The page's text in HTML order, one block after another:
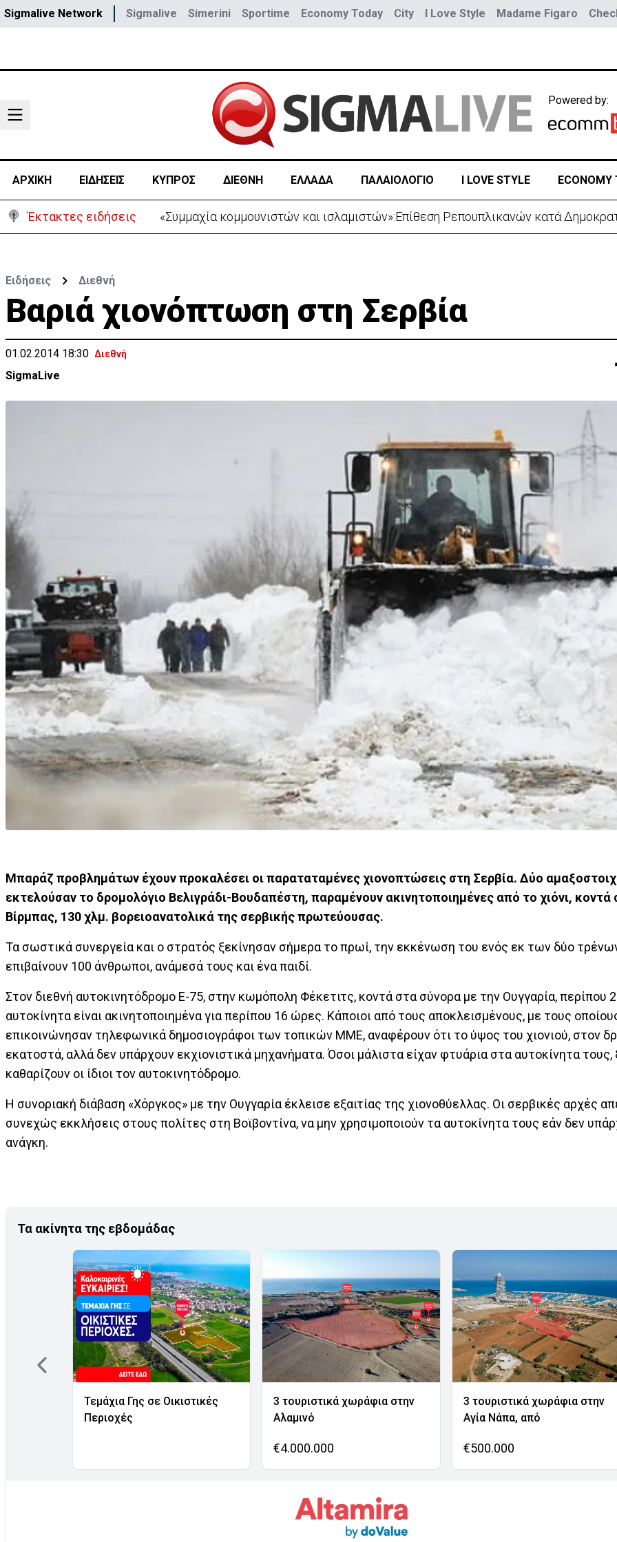
Sigmalive Network Sigmalive Simerini Sportime Economy Today City I Love Style Madame Figaro
Powered by:
ΑΡΧΙΚΗ ΕΙΔΗΣΕΙΣ ΚΥΠΡΟΣ ΔΙΕΘΝΗ ΕΛΛΑΔΑ ΠΑΛΑΙΟΛΟΓΙΟ I LOVE STYLE ECONOMY
Έκτακτες ειδήσεις Συναγερμός στα Στενά του Ορμούζ – Δύο εκρήξεις κοντά σε δεξαμενόπλοιο στο
Ειδήσεις Διεθνή
Βαριά χιονόπτωση στη Σερβία
01.02.2014 18:30 Διεθνή
SigmaLive
Μπαράζ προβλημάτων έχουν προκαλέσει οι παραταταμένες χιονοπτώσεις στη Σερβία. Δύο
εκτελούσαν το δρομολόγιο Βελιγράδι-Βουδαπέστη, παραμένουν ακινητοποιημένες από το χιόνι, κοντά
Βίρμπας, 130 χλμ. βορειοανατολικά της σερβικής πρωτεύουσας.
Τα σωστικά συνεργεία και ο στρατός ξεκίνησαν σήμερα το πρωί, την εκκένωση του ενός εκ των δύο
επιβαίνουν 100 άνθρωποι, ανάμεσά τους και ένα παιδί.
Στον διεθνή αυτοκινητόδρομο Ε-75, στην κωμόπολη Φέκετιτς, κοντά στα σύνορα με την Ουγγαρία, περίπου
αυτοκίνητα είναι ακινητοποιημένα για περίπου 16 ώρες. Κάποιοι από τους αποκλεισμένους, με τους
επικοινώνησαν τηλεφωνικά δημοσιογράφοι των τοπικών ΜΜΕ, αναφέρουν ότι το ύψος του χιονιού, στον
εκατοστά, αλλά δεν υπάρχουν εκχιονιστικά μηχανήματα. Όσοι μάλιστα είχαν φτυάρια στα αυτοκίνητα τους,
καθαρίζουν οι ίδιοι τον αυτοκινητόδρομο.
Η συνοριακή διάβαση «Χόργκος» με την Ουγγαρία έκλεισε εξαιτίας της χιονοθύελλας. Οι σερβικές αρχές
συνεχώς εκκλήσεις στους πολίτες στη Βοϊβοντίνα, να μην χρησιμοποιούν τα αυτοκίνητα τους εάν δεν
ανάγκη.
Τα ακίνητα της εβδομάδας
Τεμάχια Γης σε Οικιστικές
Περιοχές
3 τουριστικά χωράφια στην
Αλαμινό
€4.000.000
3 τουριστικά χωράφια στην
Αγία Νάπα, από
€500.000